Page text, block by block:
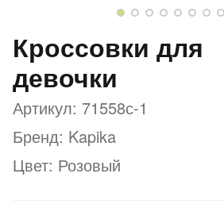
Кроссовки для
девочки
Артикул: 71558с-1
Бренд: Kapika
Цвет: Розовый
Добавляйте товары
Оплачивайте сегодня только
% картой любого банка
Получайте товар
выбранный способом